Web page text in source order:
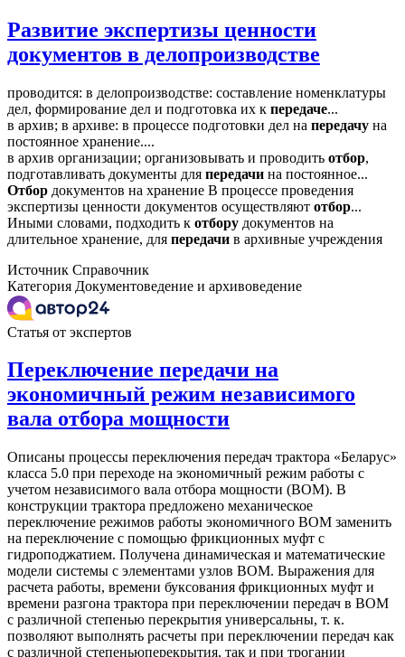
Развитие экспертизы ценности
документов в делопроизводстве
проводится: в делопроизводстве: составление номенклатуры
дел, формирование дел и подготовка их к передаче...
в архив; в архиве: в процессе подготовки дел на передачу на
постоянное хранение....
в архив организации; организовывать и проводить отбор,
подготавливать документы для передачи на постоянное...
Отбор документов на хранение В процессе проведения
экспертизы ценности документов осуществляют отбор...
Иными словами, подходить к отбору документов на
длительное хранение, для передачи в архивные учреждения
Источник Справочник
Категория Документоведение и архивоведение
Статья от экспертов
Переключение передачи на
экономичный режим независимого
вала отбора мощности
Описаны процессы переключения передач трактора «Беларус»
класса 5.0 при переходе на экономичный режим работы с
учетом независимого вала отбора мощности (ВОМ). В
конструкции трактора предложено механическое
переключение режимов работы экономичного ВОМ заменить
на переключение с помощью фрикционных муфт с
гидроподжатием. Получена динамическая и математические
модели системы с элементами узлов ВОМ. Выражения для
расчета работы, времени буксования фрикционных муфт и
времени разгона трактора при переключении передач в ВОМ
с различной степенью перекрытия универсальны, т. к.
позволяют выполнять расчеты при переключении передач как
с различной степеньюперекрытия, так и при трогании